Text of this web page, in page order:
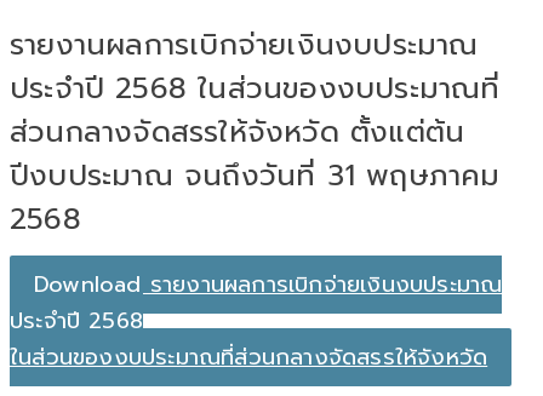
รายงานผลการเบิกจ่ายเงินงบประมาณ
ประจำปี 2568 ในส่วนของงบประมาณที่
ส่วนกลางจัดสรรให้จังหวัด ตั้งแต่ต้น
ปีงบประมาณ จนถึงวันที่ 31 พฤษภาคม
2568
Download รายงานผลการเบิกจ่ายเงินงบประมาณ
ประจำปี 2568
ในส่วนของงบประมาณที่ส่วนกลางจัดสรรให้จังหวัด